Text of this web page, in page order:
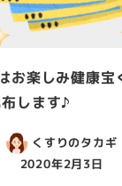
お楽しみ健康宝
します♪
くすりのタカギ
2020年2月3日